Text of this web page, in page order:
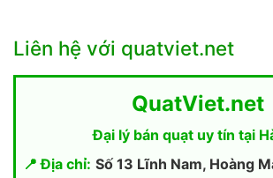
Liên hệ với quatviet.net
QuatViet.net
Đại lý bán quạt uy tín tại
📍 Địa chỉ: Số 13 Lĩnh Nam, Hoàng